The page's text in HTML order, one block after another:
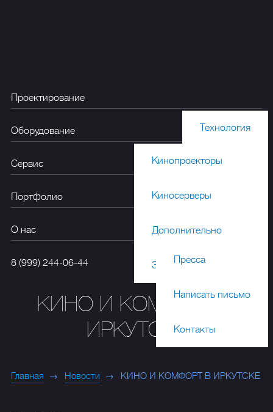
Проектирование
Технология
Акустика
Дизайн
Оборудование
Кинопроекторы
Киносерверы
Дополнительно
Звуковые процессоры
Сервис
Портфолио
О нас
Пресса
Написать письмо
Контакты
8 (999) 244-06-44
КИНО И КОМФОРТ В
ИРКУТСКЕ
Главная Новости КИНО И КОМФОРТ В ИРКУТСКЕ